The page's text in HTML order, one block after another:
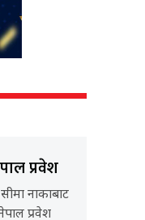
प्रवेश
नाकाबाट
प्रवेश